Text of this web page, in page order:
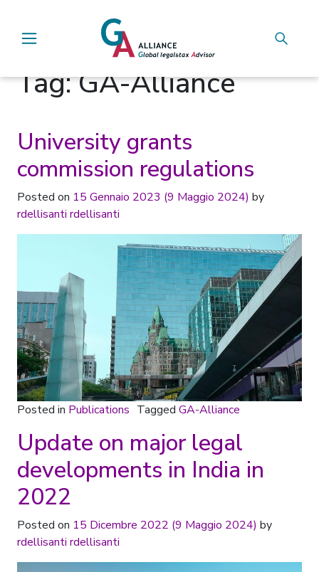
Main Navigation
Tag:GA-Alliance
University grants
commission regulations
Posted on 15 Gennaio 2023 (9 Maggio 2024) by
rdellisanti rdellisanti
Posted in Publications Tagged GA-Alliance
Update on major legal
developments in India in
2022
Posted on 15 Dicembre 2022 (9 Maggio 2024) by
rdellisanti rdellisanti